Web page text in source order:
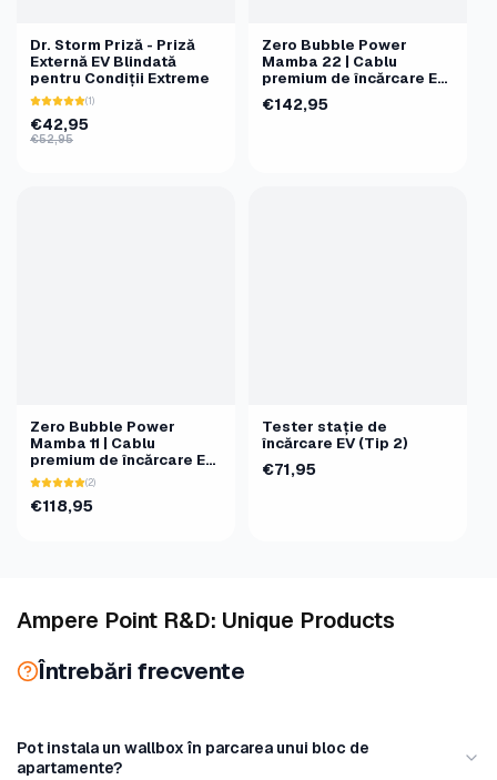
Dr. Storm Priză - Priză
Externă EV Blindată
pentru Condiții Extreme
(1)
€42,95
€52,95
Zero Bubble Power
Mamba 22 | Cablu
premium de încărcare EV
AC Tip 2 | 22kW | 5m
€142,95
Zero Bubble Power
Mamba 11 | Cablu
premium de încărcare EV
AC Tip 2 | 11kW | 5m
(2)
€118,95
Tester stație de
încărcare EV (Tip 2)
€71,95
C
l
ț
Ampere Point R&D: Unique Products
Întrebări frecvente
Pot instala un wallbox în parcarea unui bloc de
apartamente?